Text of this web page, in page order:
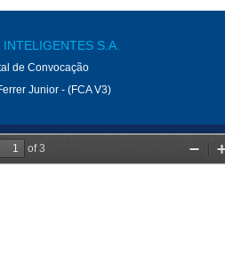
S.A.
de Convocação
Junior - (FCA V3)